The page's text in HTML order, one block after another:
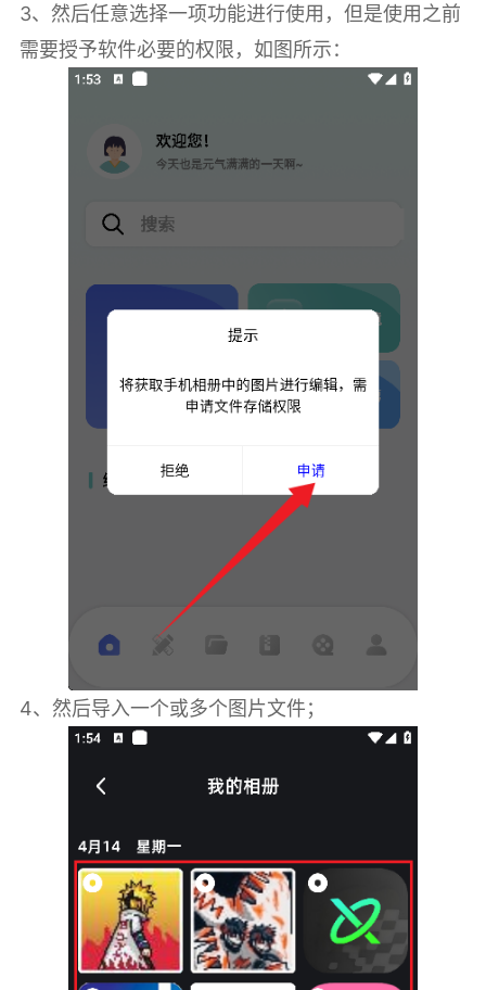
3、然后任意选择一项功能进行使用，但是使用之前
需要授予软件必要的权限，如图所示：
4、然后导入一个或多个图片文件；